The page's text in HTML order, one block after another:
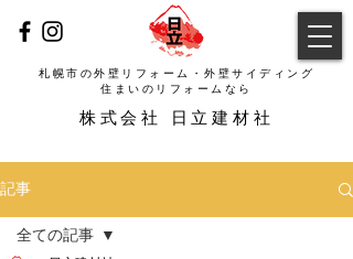
札幌市の外壁リフォーム・外壁サイディング
​株式会社 日立建材社
​住まいのリフォームなら
記事
全ての記事